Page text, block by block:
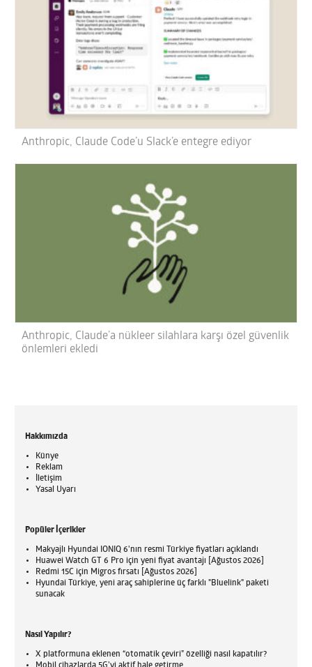
Anthropic, Claude Code’u Slack’e entegre ediyor
Anthropic, Claude’a nükleer silahlara karşı özel güvenlik
önlemleri ekledi
Hakkımızda
Künye
Reklam
İletişim
Yasal Uyarı
Popüler İçerikler
Makyajlı Hyundai IONIQ 6'nın resmi Türkiye fiyatları açıklandı
Huawei Watch GT 6 Pro için yeni fiyat avantajı [Ağustos 2026]
Redmi 15C için Migros fırsatı [Ağustos 2026]
Hyundai Türkiye, yeni araç sahiplerine üç farklı "Bluelink" paketi
sunacak
Nasıl Yapılır?
X platformuna eklenen “otomatik çeviri” özelliği nasıl kapatılır?